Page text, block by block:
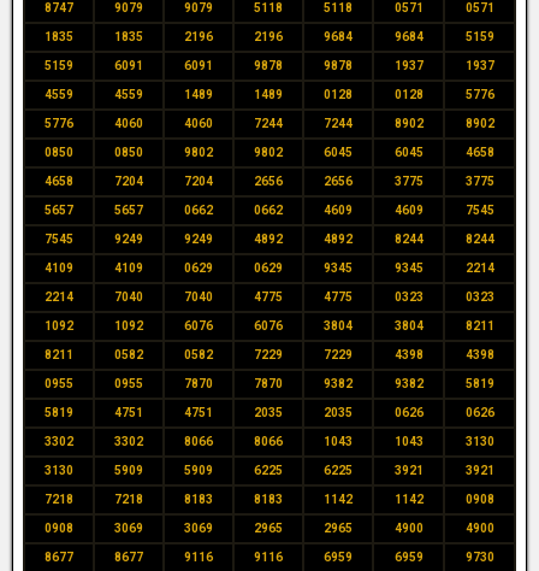
8747 9079 9079 5118 5118 0571 0571
1835 1835 2196 2196 9684 9684 5159
5159 6091 6091 9878 9878 1937 1937
4559 4559 1489 1489 0128 0128 5776
5776 4060 4060 7244 7244 8902 8902
0850 0850 9802 9802 6045 6045 4658
4658 7204 7204 2656 2656 3775 3775
5657 5657 0662 0662 4609 4609 7545
7545 9249 9249 4892 4892 8244 8244
4109 4109 0629 0629 9345 9345 2214
2214 7040 7040 4775 4775 0323 0323
1092 1092 6076 6076 3804 3804 8211
8211 0582 0582 7229 7229 4398 4398
0955 0955 7870 7870 9382 9382 5819
5819 4751 4751 2035 2035 0626 0626
3302 3302 8066 8066 1043 1043 3130
3130 5909 5909 6225 6225 3921 3921
7218 7218 8183 8183 1142 1142 0908
0908 3069 3069 2965 2965 4900 4900
8677 8677 9116 9116 6959 6959 9730